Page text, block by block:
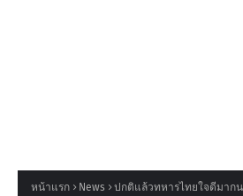
หน้าแรก News
ปกติแล้วทหารไทยใจดีมาก